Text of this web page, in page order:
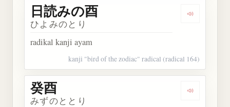
Dengarkan
日読みの酉
ひよみのとり
radikal kanji ayam
kanji "bird of the zodiac" radical (radical 164)
Dengarkan
癸酉
みずのととり